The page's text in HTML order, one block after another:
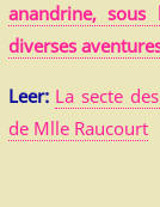
anandrine,
diverses
Leer: La secte
de Mlle Raucourt